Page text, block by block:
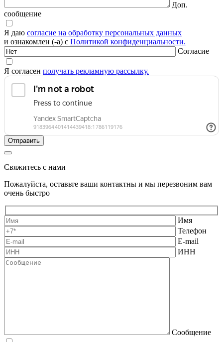
Доп.
сообщение
Я даю согласие на обработку персональных данных
и ознакомлен (-а) с Политикой конфиденциальности.
Согласие
Я согласен получать рекламную рассылку.
Свяжитесь с нами
Пожалуйста, оставьте ваши контактны и мы перезвоним вам
очень быстро
Имя
Телефон
E-mail
ИНН
Сообщение